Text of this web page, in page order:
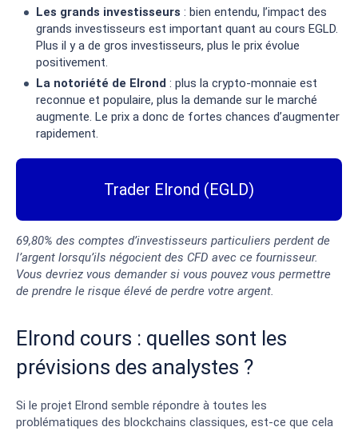
Les grands investisseurs : bien entendu, l’impact des
grands investisseurs est important quant au cours EGLD.
Plus il y a de gros investisseurs, plus le prix évolue
positivement.
La notoriété de Elrond : plus la crypto-monnaie est
reconnue et populaire, plus la demande sur le marché
augmente. Le prix a donc de fortes chances d’augmenter
rapidement.
Trader Elrond (EGLD)
69,80% des comptes d’investisseurs particuliers perdent de
l’argent lorsqu’ils négocient des CFD avec ce fournisseur.
Vous devriez vous demander si vous pouvez vous permettre
de prendre le risque élevé de perdre votre argent.
Elrond cours : quelles sont les
prévisions des analystes ?
Si le projet Elrond semble répondre à toutes les
problématiques des blockchains classiques, est-ce que cela